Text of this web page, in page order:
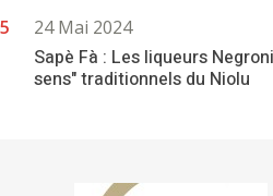
24 Mai 2024
Sapè Fà : Les liqueurs
sens" traditionnels du Niolu